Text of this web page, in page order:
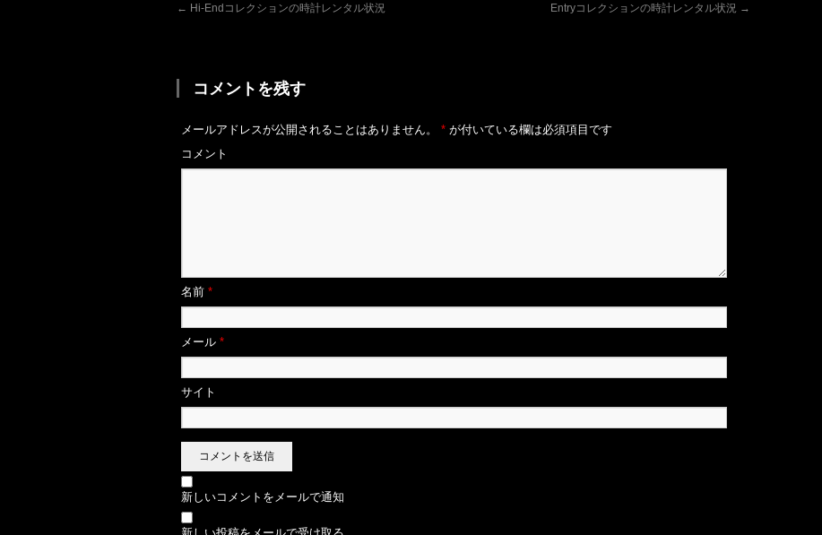
← Hi-Endコレクションの時計レンタル状況 Entryコレクションの時計レンタル状況 →
コメントを残す
メールアドレスが公開されることはありません。 * が付いている欄は必須項目です
コメント
名前 *
メール *
サイト
新しいコメントをメールで通知